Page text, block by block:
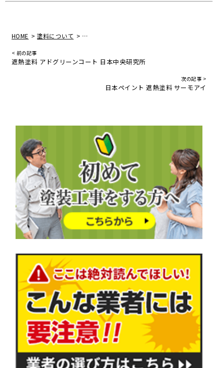
HOME >塗料について > エスケー化研 プレミアムシリコン ラジカル制御
< 前の記事
遮熱塗料 アドグリーンコート 日本中央研究所
次の記事 >
日本ペイント 遮熱塗料 サーモアイ